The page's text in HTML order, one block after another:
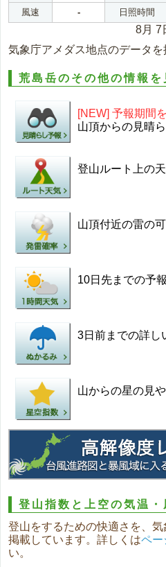
風速
- 日照時間
8月 7
気象庁アメダス地点のデータを
荒島岳のその他の情報を
[NEW] 予報期間
山頂からの見晴
登山ルート上の
山頂付近の雷の
10日先までの予
3日前までの詳し
山からの星の見
登山指数と上空の気温・
登山をするための快適さを、
掲載しています。詳しくはペー
い。